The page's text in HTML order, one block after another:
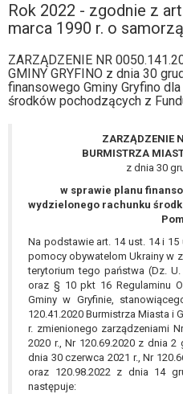
Rok 2022 - zgodnie z
marca 1990 r. o
ZARZĄDZENIE NR
GMINY GRYFINO z dnia 30
finansowego Gminy Gryfino
środków pochodzących z
ZARZĄDZENIE
BURMISTRZA
z dnia 30
w sprawie planu
wydzielonego rachunku
Na podstawie art. 14 ust. 14 i
pomocy obywatelom Ukrainy w
terytorium tego państwa (Dz.
oraz § 10 pkt 16 Regulaminu
Gminy w Gryfinie,
120.41.2020 Burmistrza Miasta i
r. zmienionego zarządzeniami
2020 r., Nr 120.69.2020 z dnia 2
dnia 30 czerwca 2021 r., Nr
oraz 120.98.2022 z dnia 14
następuje:
zgody
prawo sprzeciwu
danych na
przetwarzania
wykonania
interesie
lub przez
Z przyczyn
szczególną
sprzeciwu,
przetwarzać
że wykaże on